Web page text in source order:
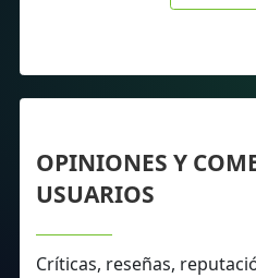
OPINIONES Y
USUARIOS
Críticas, reseñas,